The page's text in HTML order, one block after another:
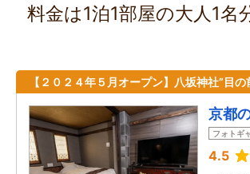
料金は1泊1部屋の大人1
【２０２４年５月オープン】八坂神社”目
京都
フォトギ
4.5